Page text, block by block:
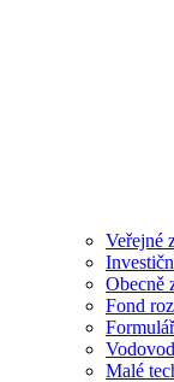
Veřejné
Obecně
Fond
Malé